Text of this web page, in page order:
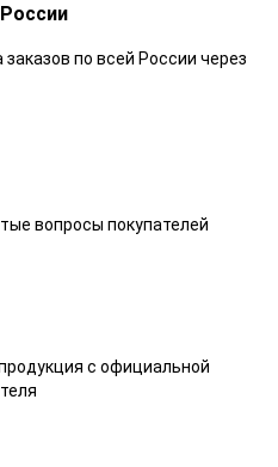
по всей России через
вопросы покупателей
с официальной